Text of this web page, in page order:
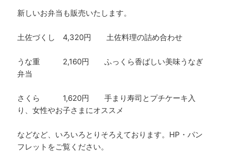
新しいお弁当も販売いたします。
土佐づくし 4,320円 土佐料理の詰め合わせ
うな重 2,160円 ふっくら香ばしい美味うなぎ
弁当
さくら 1,620円 手まり寿司とプチケーキ入
り、女性やお子さまにオススメ
などなど、いろいろとりそろえております。HP・パン
フレットをご覧ください。